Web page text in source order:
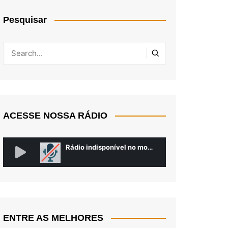
Pesquisar
ACESSE NOSSA RÁDIO
ENTRE AS MELHORES